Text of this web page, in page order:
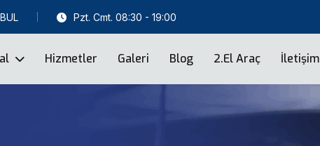
Pzt. Cmt. 08:30 - 19:00
Hizmetler Galeri Blog 2.el Araç İletişim